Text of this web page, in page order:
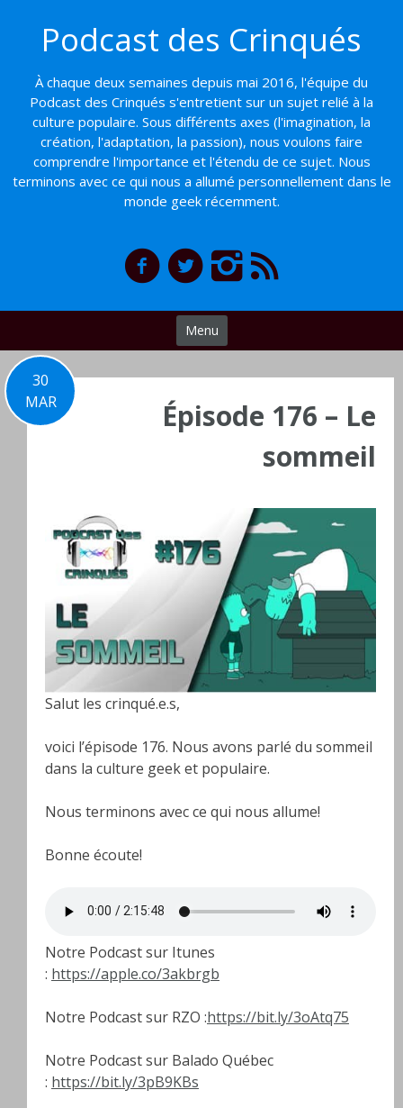
contenu
Podcast des Crinqués
À chaque deux semaines depuis mai 2016, l'équipe du
Podcast des Crinqués s'entretient sur un sujet relié à la
culture populaire. Sous différents axes (l'imagination, la
création, l'adaptation, la passion), nous voulons faire
comprendre l'importance et l'étendu de ce sujet. Nous
terminons avec ce qui nous a allumé personnellement dans le
monde geek récemment.
Menu
30
MAR
Épisode 176 – Le
sommeil
Salut les crinqué.e.s,
voici l’épisode 176. Nous avons parlé du sommeil
dans la culture geek et populaire.
Nous terminons avec ce qui nous allume!
Bonne écoute!
Notre Podcast sur Itunes
: https://apple.co/3akbrgb
Notre Podcast sur RZO :https://bit.ly/3oAtq75
Notre Podcast sur Balado Québec
: https://bit.ly/3pB9KBs